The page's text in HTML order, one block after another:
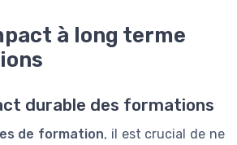
à long terme
durable des formations
de formation, il est crucial de ne